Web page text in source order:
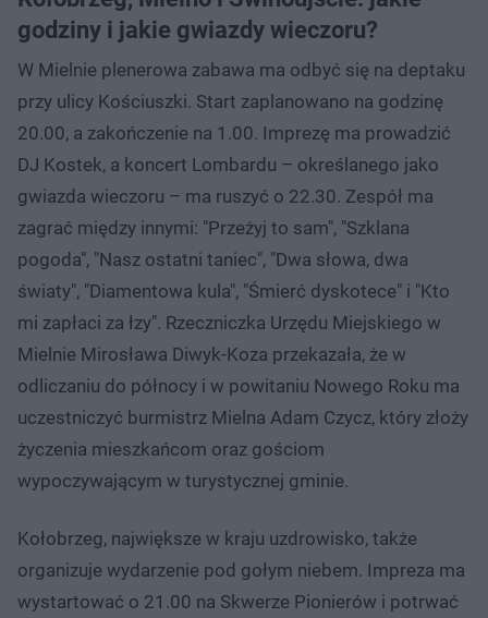
godziny i jakie gwiazdy wieczoru?
W Mielnie plenerowa zabawa ma odbyć się na deptaku
przy ulicy Kościuszki. Start zaplanowano na godzinę
20.00, a zakończenie na 1.00. Imprezę ma prowadzić
DJ Kostek, a koncert Lombardu – określanego jako
gwiazda wieczoru – ma ruszyć o 22.30. Zespół ma
zagrać między innymi: "Przeżyj to sam", "Szklana
pogoda", "Nasz ostatni taniec", "Dwa słowa, dwa
światy", "Diamentowa kula", "Śmierć dyskotece" i "Kto
mi zapłaci za łzy". Rzeczniczka Urzędu Miejskiego w
Mielnie Mirosława Diwyk-Koza przekazała, że w
odliczaniu do północy i w powitaniu Nowego Roku ma
uczestniczyć burmistrz Mielna Adam Czycz, który złoży
życzenia mieszkańcom oraz gościom
wypoczywającym w turystycznej gminie.
Kołobrzeg, największe w kraju uzdrowisko, także
organizuje wydarzenie pod gołym niebem. Impreza ma
wystartować o 21.00 na Skwerze Pionierów i potrwać